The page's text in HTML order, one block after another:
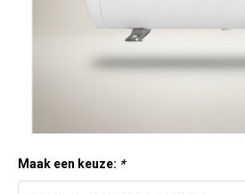
Maak een keuze: *